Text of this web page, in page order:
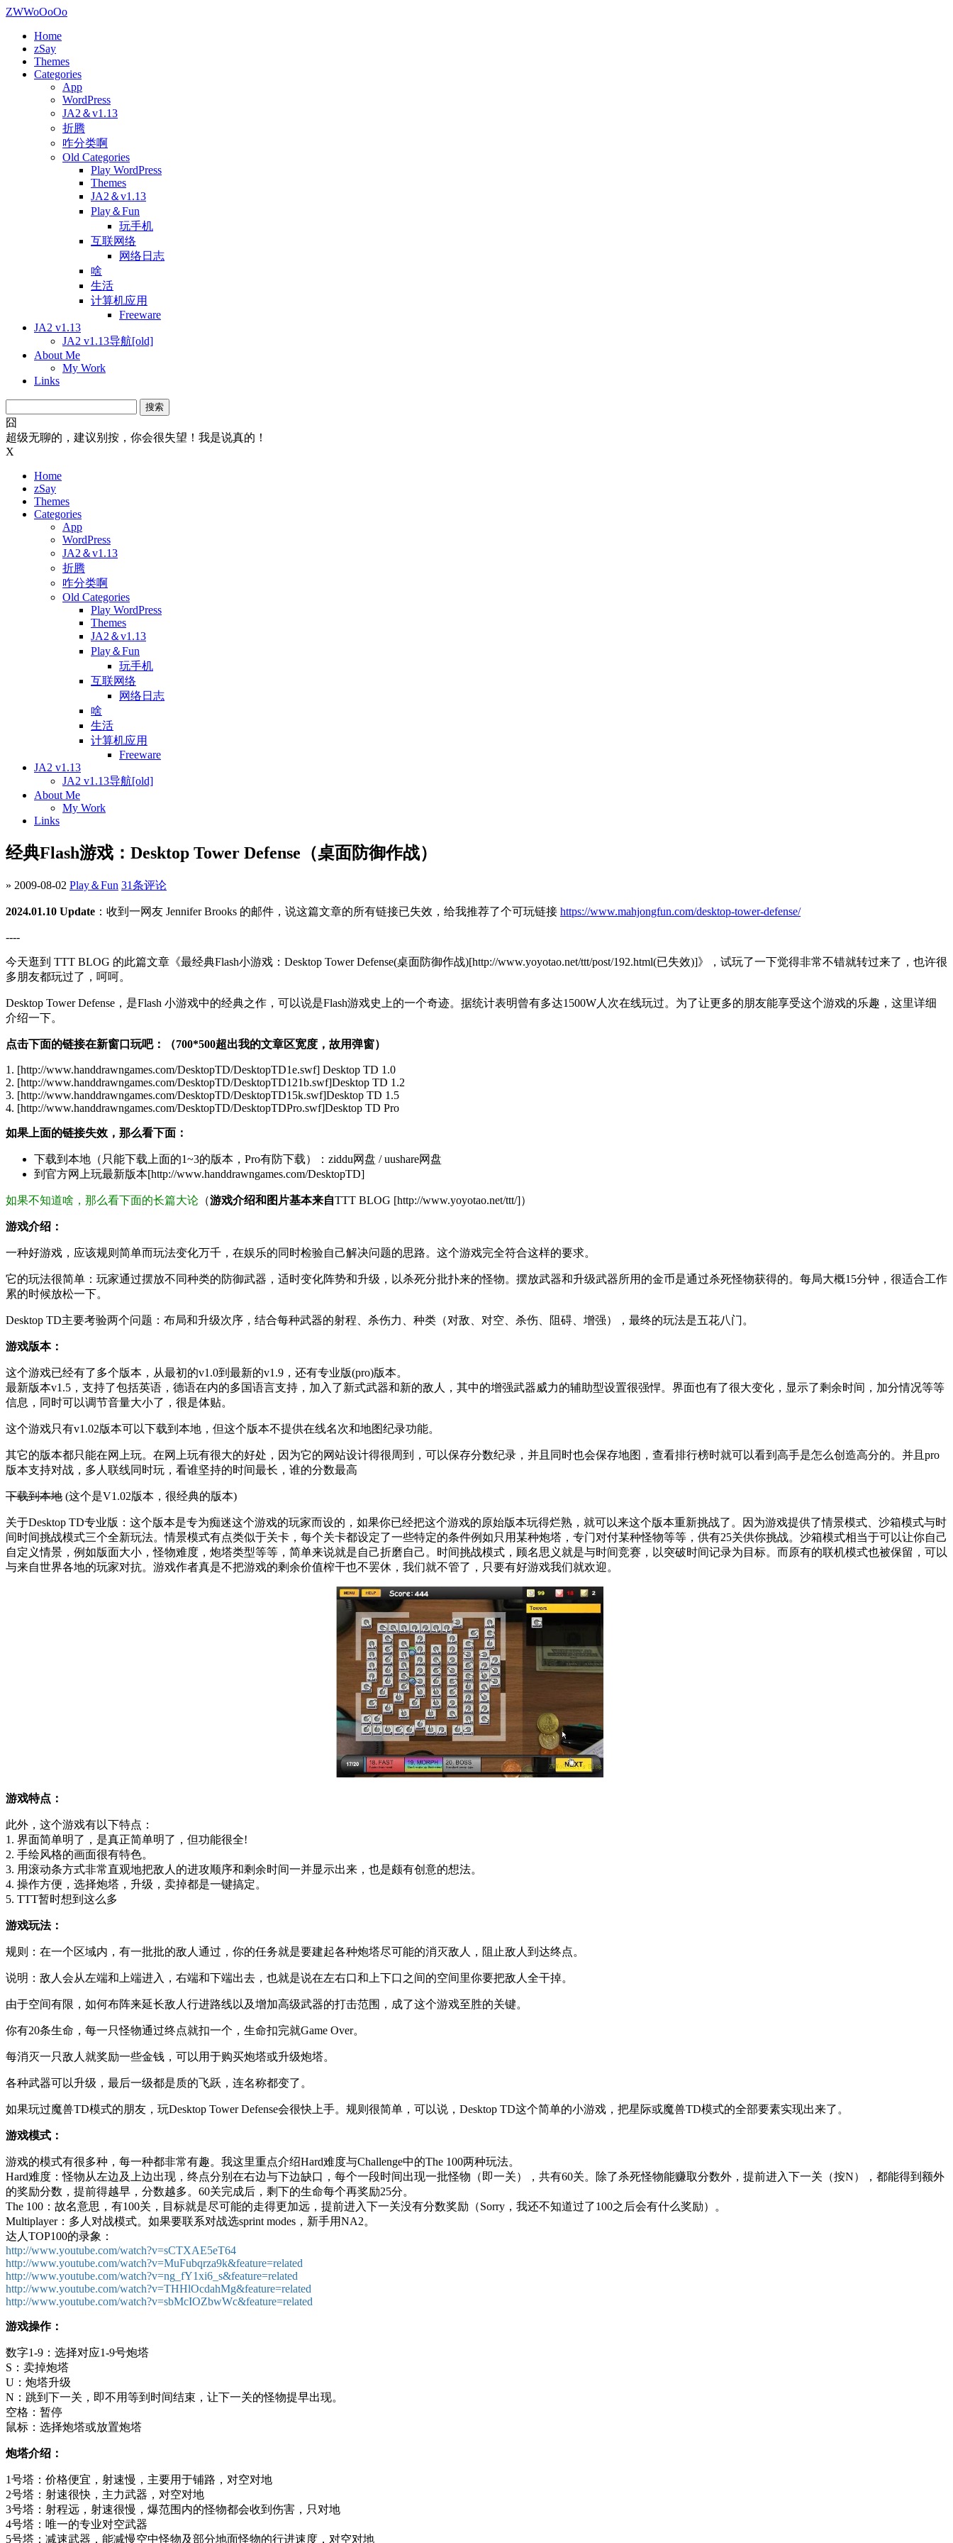
ZWWoOoOo
Home
zSay
Themes
Categories
App
WordPress
JA2＆v1.13
折腾
咋分类啊
Old Categories
Play WordPress
Themes
JA2＆v1.13
Play＆Fun
玩手机
互联网络
网络日志
啥
生活
计算机应用
Freeware
JA2 v1.13
JA2 v1.13导航[old]
About Me
My Work
Links
索：
囧
超级无聊的，建议别按，你会很失望！我是说真的！
X
Home
zSay
Themes
Categories
App
WordPress
JA2＆v1.13
折腾
咋分类啊
Old Categories
Play WordPress
Themes
JA2＆v1.13
Play＆Fun
玩手机
互联网络
网络日志
啥
生活
计算机应用
Freeware
JA2 v1.13
JA2 v1.13导航[old]
About Me
My Work
Links
经典Flash游戏：Desktop Tower Defense（桌面防御作战）
» 2009-08-02 Play＆Fun 31条评论
2024.01.10 Update ：收到一网友 Jennifer Brooks 的邮件，说这篇文章的所有链接已失效，给我推荐了个可玩链接 https://www.mahjongfun.com/desktop-tower-defense/
----
今天逛到 TTT BLOG 的此篇文章《最经典Flash小游戏：Desktop Tower Defense(桌面防御作战)[http://www.yoyotao.net/ttt/post/192.html(已失效)]》，试玩了一下觉得非常不错就转过来了，也许很
多朋友都玩过了，呵呵。
Desktop Tower Defense，是Flash 小游戏中的经典之作，可以说是Flash游戏史上的一个奇迹。据统计表明曾有多达1500W人次在线玩过。为了让更多的朋友能享受这个游戏的乐趣，这里详细
介绍一下。
点击下面的链接在新窗口玩吧：（700*500超出我的文章区宽度，故用弹窗）
1. [http://www.handdrawngames.com/DesktopTD/DesktopTD1e.swf] Desktop TD 1.0
2. [http://www.handdrawngames.com/DesktopTD/DesktopTD121b.swf]Desktop TD 1.2
3. [http://www.handdrawngames.com/DesktopTD/DesktopTD15k.swf]Desktop TD 1.5
4. [http://www.handdrawngames.com/DesktopTD/DesktopTDPro.swf]Desktop TD Pro
如果上面的链接失效，那么看下面：
下载到本地（只能下载上面的1~3的版本，Pro有防下载）：ziddu网盘 / uushare网盘
到官方网上玩最新版本[http://www.handdrawngames.com/DesktopTD]
如果不知道啥，那么看下面的长篇大论 （游戏介绍和图片基本来自TTT BLOG [http://www.yoyotao.net/ttt/]）
游戏介绍：
一种好游戏，应该规则简单而玩法变化万千，在娱乐的同时检验自己解决问题的思路。这个游戏完全符合这样的要求。
它的玩法很简单：玩家通过摆放不同种类的防御武器，适时变化阵势和升级，以杀死分批扑来的怪物。摆放武器和升级武器所用的金币是通过杀死怪物获得的。每局大概15分钟，很适合工作
累的时候放松一下。
Desktop TD主要考验两个问题：布局和升级次序，结合每种武器的射程、杀伤力、种类（对敌、对空、杀伤、阻碍、增强），最终的玩法是五花八门。
游戏版本：
这个游戏已经有了多个版本，从最初的v1.0到最新的v1.9，还有专业版(pro)版本。
最新版本v1.5，支持了包括英语，德语在内的多国语言支持，加入了新式武器和新的敌人，其中的增强武器威力的辅助型设置很强悍。界面也有了很大变化，显示了剩余时间，加分情况等等
信息，同时可以调节音量大小了，很是体贴。
这个游戏只有v1.02版本可以下载到本地，但这个版本不提供在线名次和地图纪录功能。
其它的版本都只能在网上玩。在网上玩有很大的好处，因为它的网站设计得很周到，可以保存分数纪录，并且同时也会保存地图，查看排行榜时就可以看到高手是怎么创造高分的。并且pro
版本支持对战，多人联线同时玩，看谁坚持的时间最长，谁的分数最高
下载到本地 (这个是V1.02版本，很经典的版本)
关于Desktop TD专业版：这个版本是专为痴迷这个游戏的玩家而设的，如果你已经把这个游戏的原始版本玩得烂熟，就可以来这个版本重新挑战了。因为游戏提供了情景模式、沙箱模式与时
间时间挑战模式三个全新玩法。情景模式有点类似于关卡，每个关卡都设定了一些特定的条件例如只用某种炮塔，专门对付某种怪物等等，供有25关供你挑战。沙箱模式相当于可以让你自己
自定义情景，例如版面大小，怪物难度，炮塔类型等等，简单来说就是自己折磨自己。时间挑战模式，顾名思义就是与时间竞赛，以突破时间记录为目标。而原有的联机模式也被保留，可以
与来自世界各地的玩家对抗。游戏作者真是不把游戏的剩余价值榨干也不罢休，我们就不管了，只要有好游戏我们就欢迎。
游戏特点：
此外，这个游戏有以下特点：
1. 界面简单明了，是真正简单明了，但功能很全!
2. 手绘风格的画面很有特色。
3. 用滚动条方式非常直观地把敌人的进攻顺序和剩余时间一并显示出来，也是颇有创意的想法。
4. 操作方便，选择炮塔，升级，卖掉都是一键搞定。
5. TTT暂时想到这么多
游戏玩法：
规则：在一个区域内，有一批批的敌人通过，你的任务就是要建起各种炮塔尽可能的消灭敌人，阻止敌人到达终点。
说明：敌人会从左端和上端进入，右端和下端出去，也就是说在左右口和上下口之间的空间里你要把敌人全干掉。
由于空间有限，如何布阵来延长敌人行进路线以及增加高级武器的打击范围，成了这个游戏至胜的关键。
你有20条生命，每一只怪物通过终点就扣一个，生命扣完就Game Over。
每消灭一只敌人就奖励一些金钱，可以用于购买炮塔或升级炮塔。
各种武器可以升级，最后一级都是质的飞跃，连名称都变了。
如果玩过魔兽TD模式的朋友，玩Desktop Tower Defense会很快上手。规则很简单，可以说，Desktop TD这个简单的小游戏，把星际或魔兽TD模式的全部要素实现出来了。
游戏模式：
游戏的模式有很多种，每一种都非常有趣。我这里重点介绍Hard难度与Challenge中的The 100两种玩法。
Hard难度：怪物从左边及上边出现，终点分别在右边与下边缺口，每个一段时间出现一批怪物（即一关），共有60关。除了杀死怪物能赚取分数外，提前进入下一关（按N），都能得到额外
的奖励分数，提前得越早，分数越多。60关完成后，剩下的生命每个再奖励25分。
The 100：故名意思，有100关，目标就是尽可能的走得更加远，提前进入下一关没有分数奖励（Sorry，我还不知道过了100之后会有什么奖励）。
Multiplayer：多人对战模式。如果要联系对战选sprint modes，新手用NA2。
达人TOP100的录象：
http://www.youtube.com/watch?v=sCTXAE5eT64
http://www.youtube.com/watch?v=MuFubqrza9k&feature=related
http://www.youtube.com/watch?v=ng_fY1xi6_s&feature=related
http://www.youtube.com/watch?v=THHlOcdahMg&feature=related
http://www.youtube.com/watch?v=sbMcIOZbwWc&feature=related
游戏操作：
数字1-9：选择对应1-9号炮塔
S：卖掉炮塔
U：炮塔升级
N：跳到下一关，即不用等到时间结束，让下一关的怪物提早出现。
空格：暂停
鼠标：选择炮塔或放置炮塔
炮塔介绍：
1号塔：价格便宜，射速慢，主要用于铺路，对空对地
2号塔：射速很快，主力武器，对空对地
3号塔：射程远，射速很慢，爆范围内的怪物都会收到伤害，只对地
4号塔：唯一的专业对空武器
5号塔：减速武器，能减慢空中怪物及部分地面怪物的行进速度，对空对地